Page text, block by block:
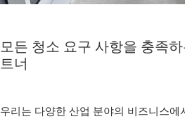
모든 청소 요구 사항을 충족
트너
우리는 다양한 산업 분야의 비즈니스